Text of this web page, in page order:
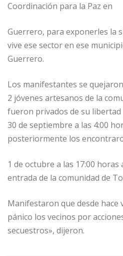
Coordinación para la Paz en
Guerrero, para exponerles la
vive ese sector en ese
Guerrero.
Los manifestantes se
2 jóvenes artesanos de la
fueron privados de su
30 de septiembre a las 4:00
posteriormente los
1 de octubre a las 17:00
entrada de la comunidad de
Manifestaron que desde hace
pánico los vecinos por
secuestros», dijeron.